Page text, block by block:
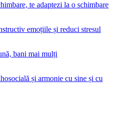
te adaptezi la o schimbare
emoțiile și reduci stresul
bani mai mulți
și armonie cu sine și cu